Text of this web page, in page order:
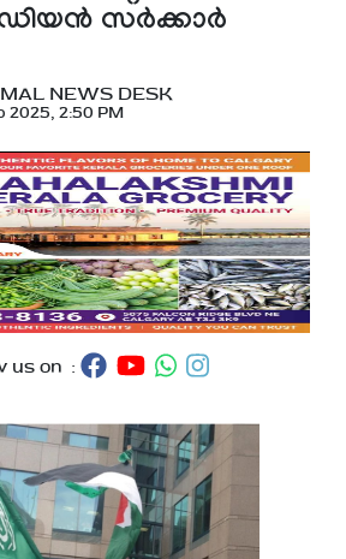
സർക്കാർ
NEWS DESK
2025, 2:50 PM
us on :